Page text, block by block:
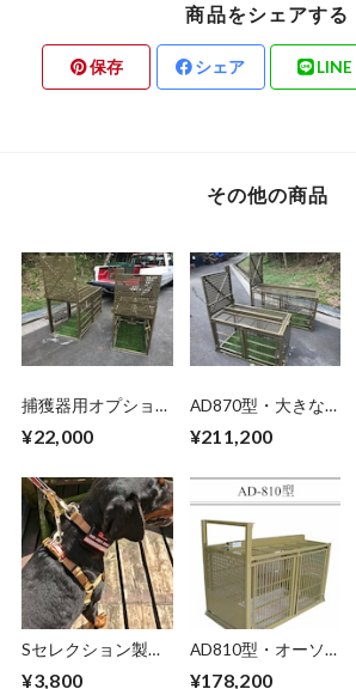
商品をシェアする
保存 シェア LINE
その他の商品
捕獲器用オプショ
¥22,000
AD870型・大きな
¥211,200
Sセレクション製ハ
¥3,800
AD810型・オーソ
¥178,200